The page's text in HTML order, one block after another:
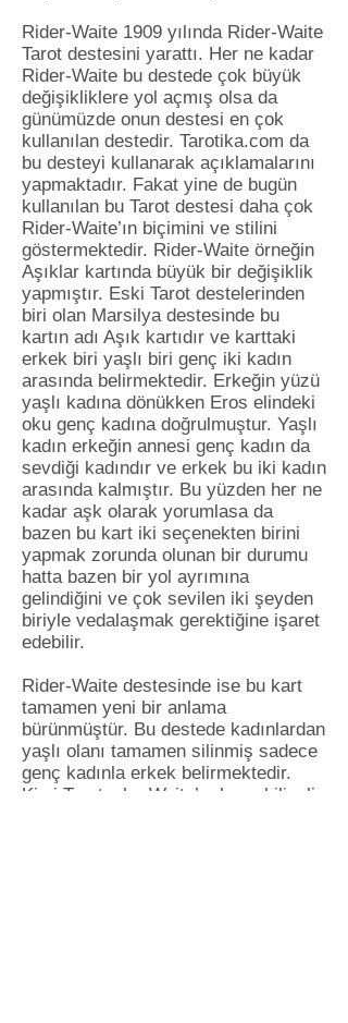
Rider-Waite 1909 yılında Rider-Waite
Tarot destesini yarattı. Her ne kadar
Rider-Waite bu destede çok büyük
değişikliklere yol açmış olsa da
günümüzde onun destesi en çok
kullanılan destedir. Tarotika.com da
bu desteyi kullanarak açıklamalarını
yapmaktadır. Fakat yine de bugün
kullanılan bu Tarot destesi daha çok
Rider-Waite’ın biçimini ve stilini
göstermektedir. Rider-Waite örneğin
Aşıklar kartında büyük bir değişiklik
yapmıştır. Eski Tarot destelerinden
biri olan Marsilya destesinde bu
kartın adı Aşık kartıdır ve karttaki
erkek biri yaşlı biri genç iki kadın
arasında belirmektedir. Erkeğin yüzü
yaşlı kadına dönükken Eros elindeki
oku genç kadına doğrulmuştur. Yaşlı
kadın erkeğin annesi genç kadın da
sevdiği kadındır ve erkek bu iki kadın
arasında kalmıştır. Bu yüzden her ne
kadar aşk olarak yorumlasa da
bazen bu kart iki seçenekten birini
yapmak zorunda olunan bir durumu
hatta bazen bir yol ayrımına
gelindiğini ve çok sevilen iki şeyden
biriyle vedalaşmak gerektiğine işaret
edebilir.
Rider-Waite destesinde ise bu kart
tamamen yeni bir anlama
bürünmüştür. Bu destede kadınlardan
yaşlı olanı tamamen silinmiş sadece
genç kadınla erkek belirmektedir.
Kimi Tarotçular Waite’ın bunu bilinçli